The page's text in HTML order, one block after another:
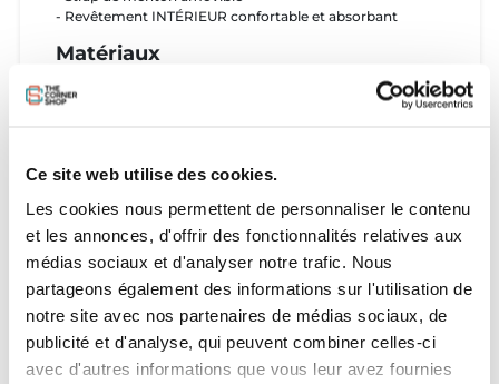
Ce site web utilise des cookies.
Les cookies nous permettent de personnaliser le contenu
et les annonces, d'offrir des fonctionnalités relatives aux
médias sociaux et d'analyser notre trafic. Nous
partageons également des informations sur l'utilisation de
notre site avec nos partenaires de médias sociaux, de
publicité et d'analyse, qui peuvent combiner celles-ci
avec d'autres informations que vous leur avez fournies
- Revêtement INTÉRIEUR confortable et absorbant
Matériaux
- 100% Polyester
SIZE SMALL/MEDIUM
HAT SIZE